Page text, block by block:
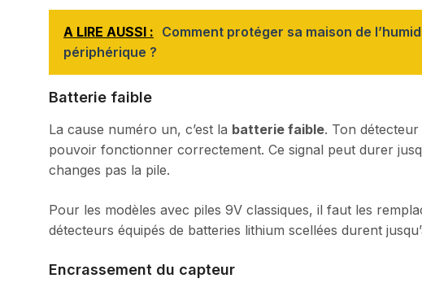
A LIRE AUSSI : Comment protéger sa maison de
périphérique ?
Batterie faible
La cause numéro un, c’est la batterie faible. Ton
pouvoir fonctionner correctement. Ce signal peut durer
changes pas la pile.
Pour les modèles avec piles 9V classiques, il faut les
détecteurs équipés de batteries lithium scellées durent
Encrassement du capteur